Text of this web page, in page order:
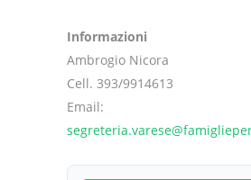
Informazioni
Ambrogio Nicora
Cell. 393/9914613
Email: